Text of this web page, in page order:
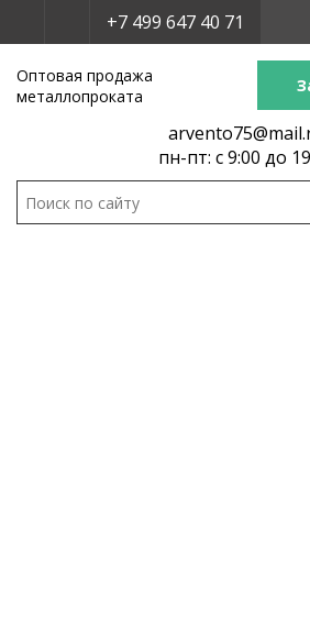
Оптовая продажа
металлопроката
пн-пт: с 9:00 до
+7 499 647 40 71